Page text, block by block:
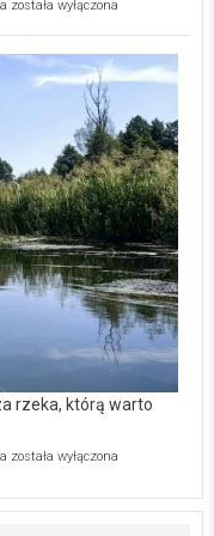
Ekologiczne
kamerą
wśród
została wyłączona
rzeka, którą warto
Ekologiczne
–
została wyłączona